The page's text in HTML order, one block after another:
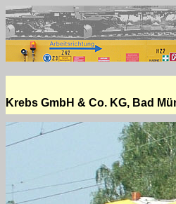
Krebs GmbH & Co. KG, Bad